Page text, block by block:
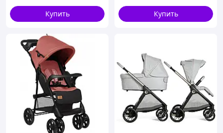
Купить
Купить